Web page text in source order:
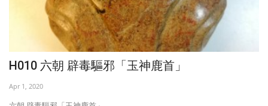
歷代玉器鑒賞
中國歷史朝代表
參考資料
活動剪影
H010 六朝 辟毒驅邪「玉神鹿首」
Apr 1, 2020